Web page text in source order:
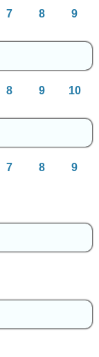
7 8 9
8 9 10
7 8 9